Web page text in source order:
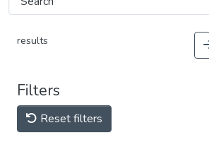
results
Filters
Reset filters